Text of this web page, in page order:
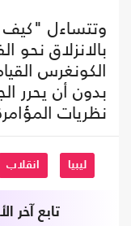
وتتساءل "كيف
بالانزلاق
الكونغرس
بدون أن يحرر
نظريات
ليبيا انقلاب
تابع آخر